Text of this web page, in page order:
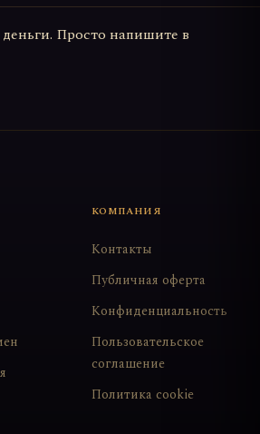
Просто напишите в
КОМПАНИЯ
Контакты
Публичная оферта
Конфиденциальность
Пользовательское
соглашение
Политика cookie